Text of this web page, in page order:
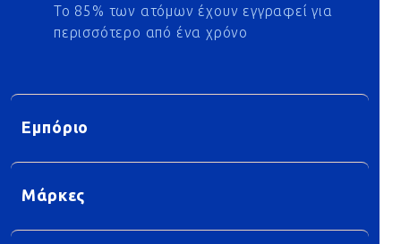
Το 85% των ατόμων έχουν εγγραφεί για
περισσότερο από ένα χρόνο
Εμπόριο
Μάρκες